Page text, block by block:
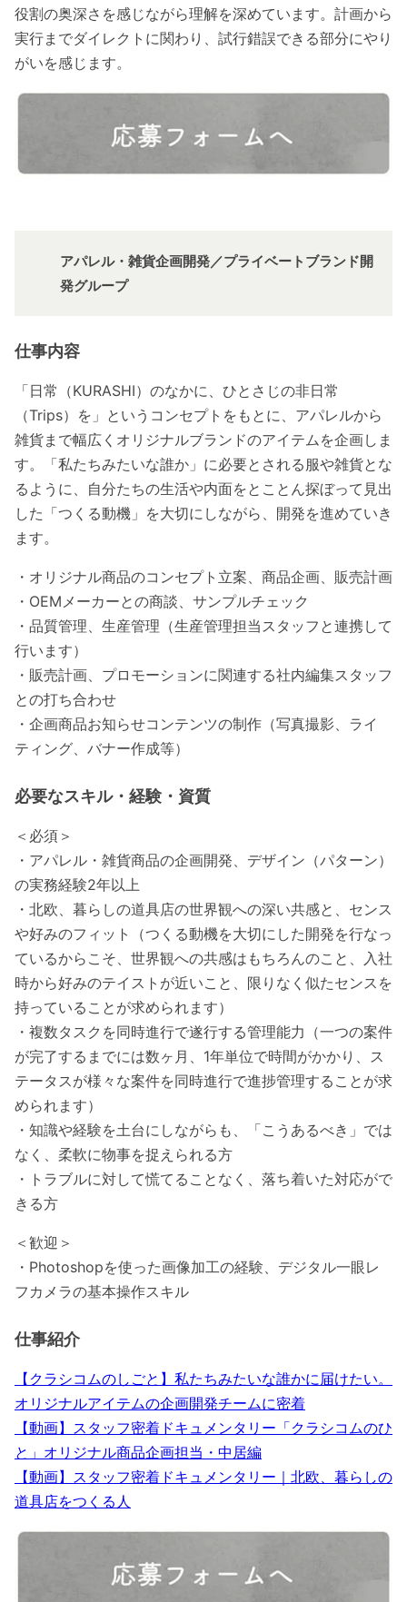
役割の奥深さを感じながら理解を深めています。計画から
実行までダイレクトに関わり、試行錯誤できる部分にやり
がいを感じます。
アパレル・雑貨企画開発／プライベートブランド開
発グループ
仕事内容
「日常（KURASHI）のなかに、ひとさじの非日常
（Trips）を」というコンセプトをもとに、アパレルから
雑貨まで幅広くオリジナルブランドのアイテムを企画しま
す。「私たちみたいな誰か」に必要とされる服や雑貨とな
るように、自分たちの生活や内面をとことん探ぼって見出
した「つくる動機」を大切にしながら、開発を進めていき
ます。
・オリジナル商品のコンセプト立案、商品企画、販売計画
・OEMメーカーとの商談、サンプルチェック
・品質管理、生産管理 （生産管理担当スタッフと連携して
行います）
・販売計画、プロモーションに関連する社内編集スタッフ
との打ち合わせ
・企画商品お知らせコンテンツの制作（写真撮影、ライ
ティング、バナー作成等）
必要なスキル・経験・資質
＜必須＞
・アパレル・雑貨商品の企画開発、デザイン（パターン）
の実務経験2年以上
・北欧、暮らしの道具店の世界観への深い共感と、センス
や好みのフィット（つくる動機を大切にした開発を行なっ
ているからこそ、世界観への共感はもちろんのこと、入社
時から好みのテイストが近いこと、限りなく似たセンスを
持っていることが求められます）
・複数タスクを同時進行で遂行する管理能力（一つの案件
が完了するまでには数ヶ月、1年単位で時間がかかり、ス
テータスが様々な案件を同時進行で進捗管理することが求
められます）
・知識や経験を土台にしながらも、「こうあるべき」では
なく、柔軟に物事を捉えられる方
・トラブルに対して慌てることなく、落ち着いた対応がで
きる方
＜歓迎＞
・Photoshopを使った画像加工の経験、デジタル一眼レ
フカメラの基本操作スキル
仕事紹介
【クラシコムのしごと】私たちみたいな誰かに届けたい。
オリジナルアイテムの企画開発チームに密着
【動画】スタッフ密着ドキュメンタリー「クラシコムのひ
と」オリジナル商品企画担当・中居編
【動画】スタッフ密着ドキュメンタリー｜北欧、暮らしの
道具店をつくる人